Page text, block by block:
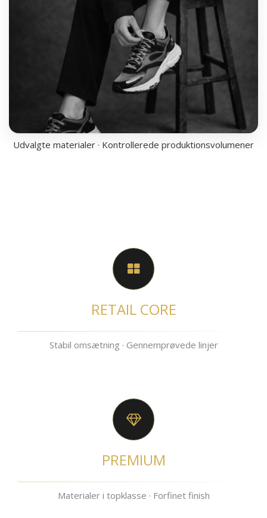
Udvalgte materialer · Kontrollerede produktionsvolumener
RETAIL CORE
Stabil omsætning · Gennemprøvede linjer
PREMIUM
Materialer i topklasse · Forfinet finish